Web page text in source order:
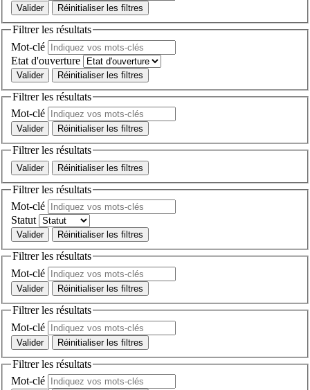
Réinitialiser les filtres
Filtrer les résultats
Mot-clé
Etat d'ouverture
Réinitialiser les filtres
Filtrer les résultats
Mot-clé
Réinitialiser les filtres
Filtrer les résultats
Réinitialiser les filtres
Filtrer les résultats
Mot-clé
Statut
Réinitialiser les filtres
Filtrer les résultats
Mot-clé
Réinitialiser les filtres
Filtrer les résultats
Mot-clé
Réinitialiser les filtres
Filtrer les résultats
Mot-clé